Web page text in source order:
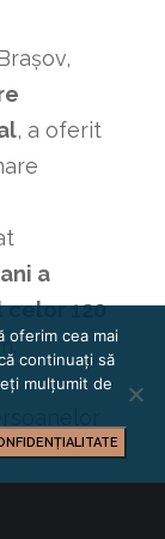
, a oferit
a
120
oferim cea mai
continuați să
mulțumit de